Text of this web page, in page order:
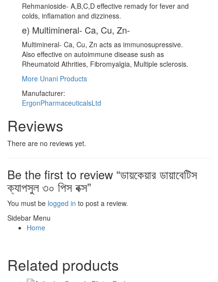
Rehmanioside- A,B,C,D effective remady for fever and
colds, inflamation and dizziness.
e) Multimineral- Ca, Cu, Zn-
Multimineral- Ca, Cu, Zn acts as immunosupressive.
Also effective on autoimmune disease sush as
Rheumatoid Athrities, Fibromyalgia, Multiple sclerosis.
More Unani Products
Manufacturer:
ErgonPharmaceuticalsLtd
Reviews
There are no reviews yet.
Be the first to review “ডায়কেয়ার ডায়াবেটিস
ক্যাপসুল ৩০ পিস বক্স”
You must be logged in to post a review.
Sidebar Menu
Home
Related products